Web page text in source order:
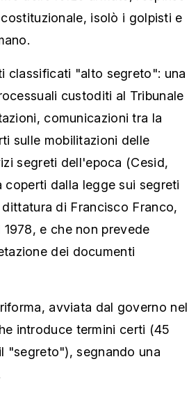
isolò i golpisti e
classificati "alto segreto": una
custoditi al Tribunale
comunicazioni tra la
sulle mobilitazioni delle
segreti dell'epoca (Cesid,
dalla legge sui segreti
di Francisco Franco,
e che non prevede
dei documenti
avviata dal governo nel
introduce termini certi (45
"segreto"), segnando una